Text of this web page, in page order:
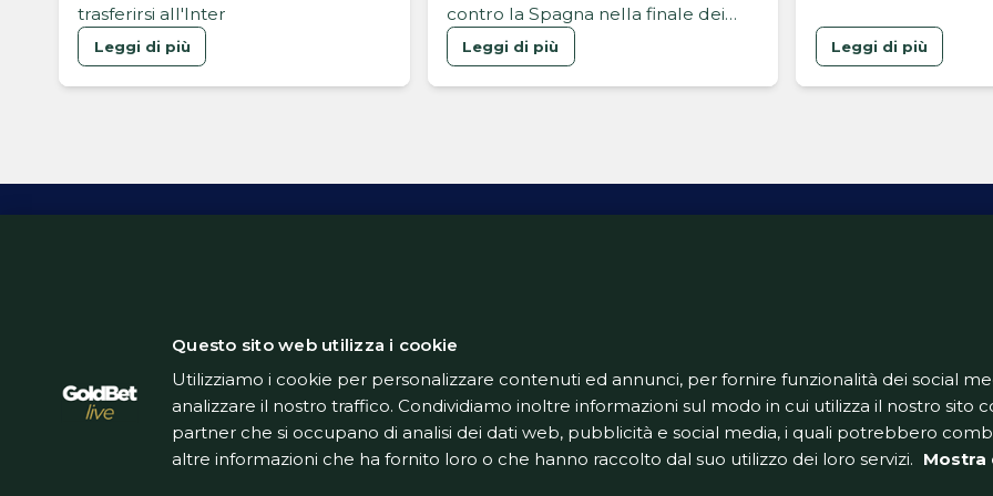
trasferirsi all'Inter
Leggi di più
contro la Spagna nella finale dei
Mondiali 2026
Leggi di più
Mondo è stato
dominante. Dopo
ben 104 partite
Leggi di più
Questo sito web utilizza i cookie
Utilizziamo i cookie per personalizzare contenuti ed annunci, per fornire funzionalità dei social
analizzare il nostro traffico. Condividiamo inoltre informazioni sul modo in cui utilizza il nostro sito
partner che si occupano di analisi dei dati web, pubblicità e social media, i quali potrebbero
altre informazioni che ha fornito loro o che hanno raccolto dal suo utilizzo dei loro servizi.